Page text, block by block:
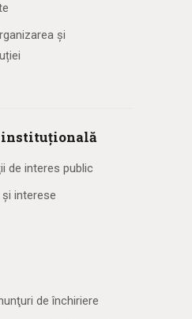
și
instituțională
de interes public
interese
de închiriere